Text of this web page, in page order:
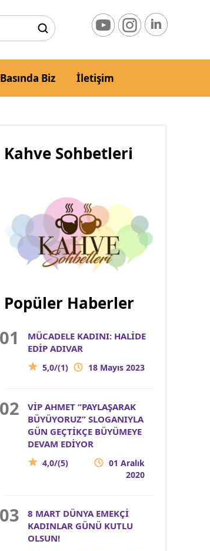
Basında Biz İletişim
Kahve Sohbetleri
Popüler Haberler
MÜCADELE KADINI: HALİDE
EDİP ADIVAR
5,0/(1) 18 Mayıs 2023
VİP AHMET “PAYLAŞARAK
BÜYÜYORUZ” SLOGANIYLA
GÜN GEÇTİKÇE BÜYÜMEYE
DEVAM EDİYOR
4,0/(5)
01 Aralık
2020
8 MART DÜNYA EMEKÇİ
KADINLAR GÜNÜ KUTLU
OLSUN!